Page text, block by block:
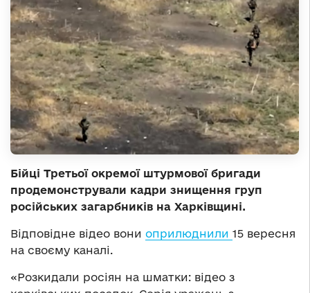
Бійці Третьої окремої штурмової бригади
продемонстрували кадри знищення груп
російських загарбників на Харківщині.
Відповідне відео вони оприлюднили 15 вересня
на своєму каналі.
«Розкидали росіян на шматки: відео з